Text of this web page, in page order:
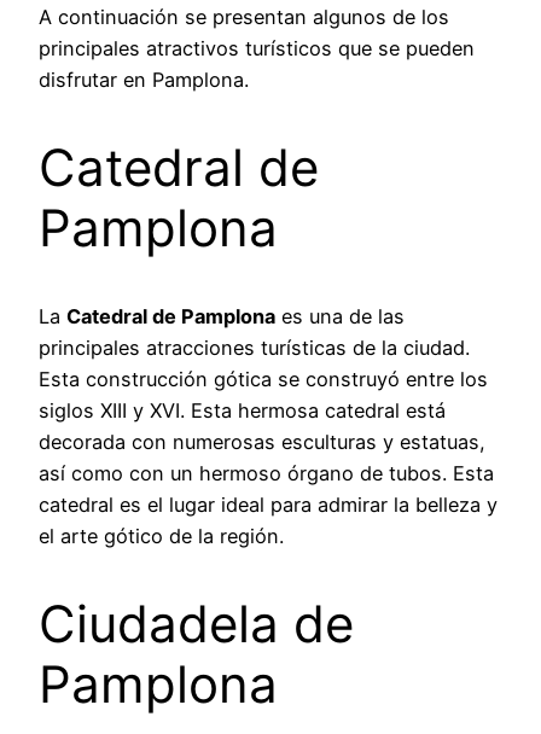
A continuación se presentan algunos de los
principales atractivos turísticos que se pueden
disfrutar en Pamplona.
Catedral de
Pamplona
La Catedral de Pamplona es una de las
principales atracciones turísticas de la ciudad.
Esta construcción gótica se construyó entre los
siglos XIII y XVI. Esta hermosa catedral está
decorada con numerosas esculturas y estatuas,
así como con un hermoso órgano de tubos. Esta
catedral es el lugar ideal para admirar la belleza y
el arte gótico de la región.
Ciudadela de
Pamplona